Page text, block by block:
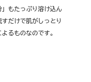
もたっぷり溶け込ん
だけで肌がしっとり
るものなのです。